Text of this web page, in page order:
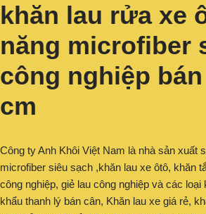
khăn lau rửa xe
năng microfiber
công nghiệp
cm
Công ty Anh Khôi Việt Nam là nhà sản xuất
microfiber siêu sạch ,khăn lau xe ôtô, khăn
công nghiệp, giẻ lau công nghiệp và các
khẩu thanh lý bán cân, Khăn lau xe giá rẻ,